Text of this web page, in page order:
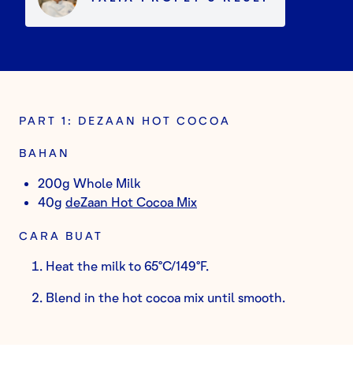
PART 1: DEZAAN HOT COCOA
BAHAN
200g Whole Milk
40g deZaan Hot Cocoa Mix
CARA BUAT
Heat the milk to 65°C/149°F.
Blend in the hot cocoa mix until smooth.